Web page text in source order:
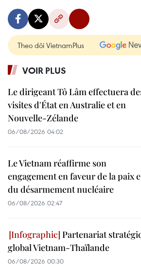
Theo dõi VietnamPlus
VOIR PLUS
Le dirigeant Tô Lâm effectuera
visites d'État en Australie et en
Nouvelle-Zélande
06/08/2026 04:02
Le Vietnam réaffirme son
engagement en faveur de la paix
du désarmement nucléaire
06/08/2026 02:47
Partenariat
global Vietnam-Thaïlande
06/08/2026 00:30